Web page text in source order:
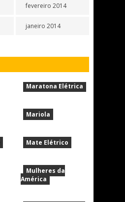
fevereiro 2014
janeiro 2014
Maratona Elétrica
Mariola
Mate Elétrico
Mulheres da
América